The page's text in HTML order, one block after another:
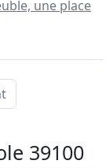
une place
39100